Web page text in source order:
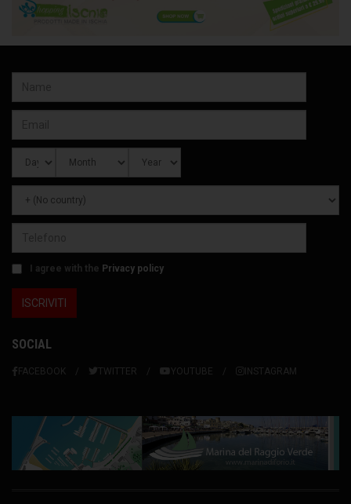
I agree with the Privacy policy
SOCIAL
FACEBOOK TWITTER YOUTUBE INSTAGRAM